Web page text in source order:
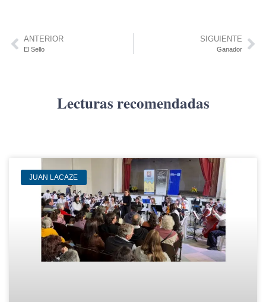
ANTERIOR
El Sello
SIGUIENTE
Ganador
Lecturas recomendadas
JUAN LACAZE